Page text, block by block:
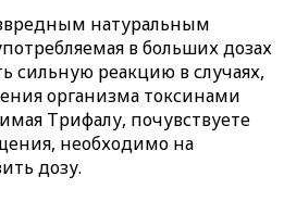
натуральным
в больших дозах
сильную реакцию в случаях,
организма токсинами
Трифалу, почувствуете
необходимо на
дозу.